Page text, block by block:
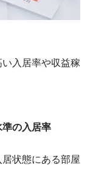
入居率や収益稼
準の入居率
状態にある部屋